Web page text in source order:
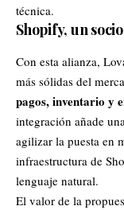
técnica.
Shopify, un
Con esta alianza,
más sólidas del
pagos, inventario y
integración añade
agilizar la puesta en
infraestructura de
lenguaje natural.
El valor de la